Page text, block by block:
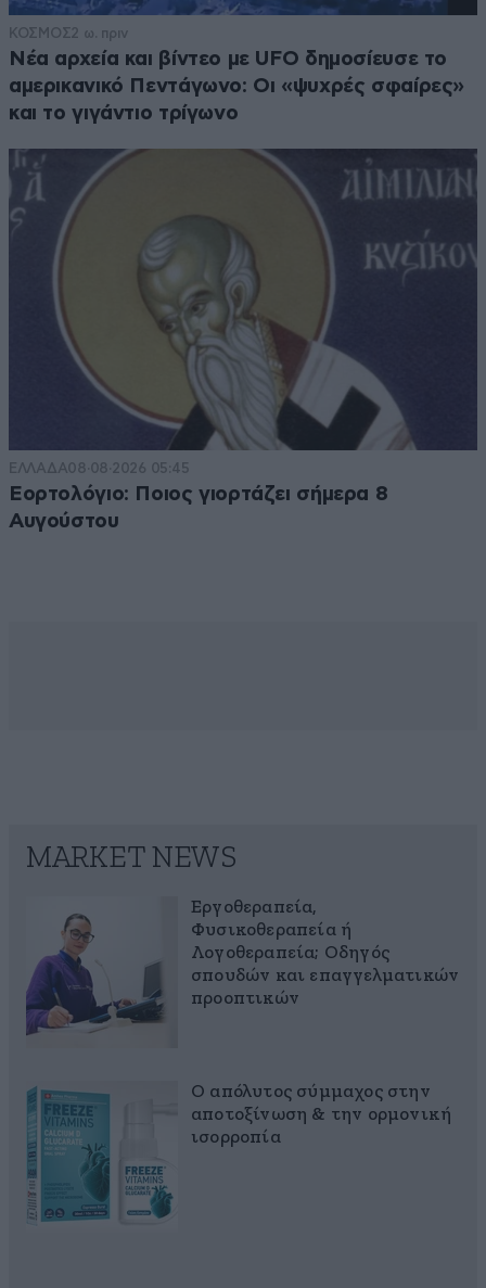
ΚΟΣΜΟΣ2 ω. πριν
Νέα αρχεία και βίντεο με UFO δημοσίευσε το
αμερικανικό Πεντάγωνο: Οι «ψυχρές σφαίρες»
και το γιγάντιο τρίγωνο
ΕΛΛΑΔΑ08·08·2026 05:45
Εορτολόγιο: Ποιος γιορτάζει σήμερα 8
Αυγούστου
MARKET NEWS
Εργοθεραπεία,
Φυσικοθεραπεία ή
Λογοθεραπεία; Οδηγός
σπουδών και επαγγελματικών
προοπτικών
Ο απόλυτος σύμμαχος στην
αποτοξίνωση & την ορμονική
ισορροπία